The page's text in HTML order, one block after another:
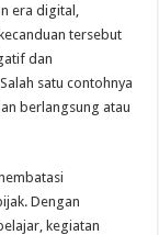
era digital,
tersebut
dan
satu contohnya
berlangsung atau
Dengan
kegiatan